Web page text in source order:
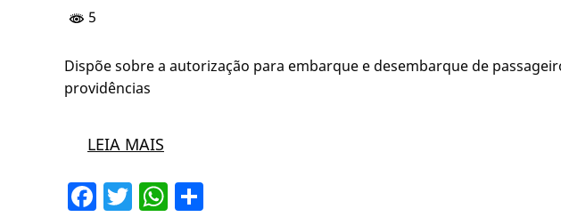
5
Dispõe sobre a autorização para embarque e desembarque de
providências
LEIA MAIS
Facebook
TwitterWhatsApp